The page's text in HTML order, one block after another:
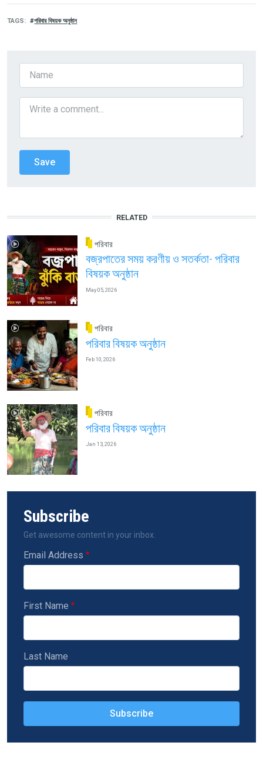
TAGS পরিবার বিষয়ক অনুষ্ঠান
RELATED
পরিবার
বজ্রপাতের সময় করণীয় ও সতর্কতা- পরিবার
বিষয়ক অনুষ্ঠান
May 05, 2026
পরিবার
পরিবার বিষয়ক অনুষ্ঠান
Feb 10, 2026
পরিবার
পরিবার বিষয়ক অনুষ্ঠান
Jan 13, 2026
Subscribe
Get awesome content in your inbox.
Email Address
First Name
Last Name